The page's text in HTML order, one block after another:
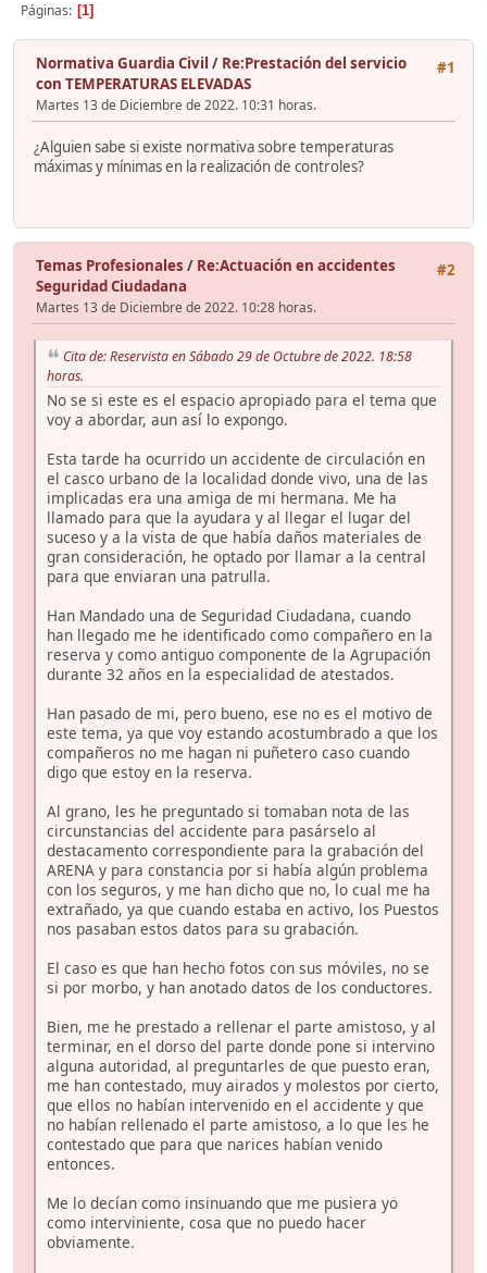
Páginas 1
#1
Normativa Guardia Civil / Re:Prestación del servicio
con TEMPERATURAS ELEVADAS
Martes 13 de Diciembre de 2022. 10:31 horas.
¿Alguien sabe si existe normativa sobre temperaturas
máximas y mínimas en la realización de controles?
#2
Temas Profesionales / Re:Actuación en accidentes
Seguridad Ciudadana
Martes 13 de Diciembre de 2022. 10:28 horas.
Cita de: Reservista en Sábado 29 de Octubre de 2022. 18:58
horas.
No se si este es el espacio apropiado para el tema que
voy a abordar, aun así lo expongo.
Esta tarde ha ocurrido un accidente de circulación en
el casco urbano de la localidad donde vivo, una de las
implicadas era una amiga de mi hermana. Me ha
llamado para que la ayudara y al llegar el lugar del
suceso y a la vista de que había daños materiales de
gran consideración, he optado por llamar a la central
para que enviaran una patrulla.
Han Mandado una de Seguridad Ciudadana, cuando
han llegado me he identificado como compañero en la
reserva y como antiguo componente de la Agrupación
durante 32 años en la especialidad de atestados.
Han pasado de mi, pero bueno, ese no es el motivo de
este tema, ya que voy estando acostumbrado a que los
compañeros no me hagan ni puñetero caso cuando
digo que estoy en la reserva.
Al grano, les he preguntado si tomaban nota de las
circunstancias del accidente para pasárselo al
destacamento correspondiente para la grabación del
ARENA y para constancia por si había algún problema
con los seguros, y me han dicho que no, lo cual me ha
extrañado, ya que cuando estaba en activo, los Puestos
nos pasaban estos datos para su grabación.
El caso es que han hecho fotos con sus móviles, no se
si por morbo, y han anotado datos de los conductores.
Bien, me he prestado a rellenar el parte amistoso, y al
terminar, en el dorso del parte donde pone si intervino
alguna autoridad, al preguntarles de que puesto eran,
me han contestado, muy airados y molestos por cierto,
que ellos no habían intervenido en el accidente y que
no habían rellenado el parte amistoso, a lo que les he
contestado que para que narices habían venido
entonces.
Me lo decían como insinuando que me pusiera yo
como interviniente, cosa que no puedo hacer
obviamente.